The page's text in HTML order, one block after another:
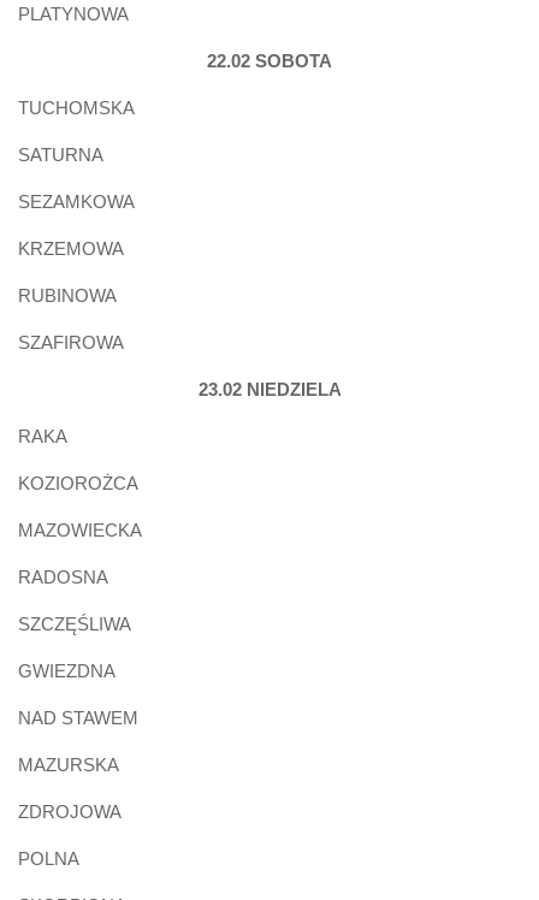
PLATYNOWA
22.02 SOBOTA
TUCHOMSKA
SATURNA
SEZAMKOWA
KRZEMOWA
RUBINOWA
SZAFIROWA
23.02 NIEDZIELA
RAKA
KOZIOROŻCA
MAZOWIECKA
RADOSNA
SZCZĘŚLIWA
GWIEZDNA
NAD STAWEM
MAZURSKA
ZDROJOWA
POLNA